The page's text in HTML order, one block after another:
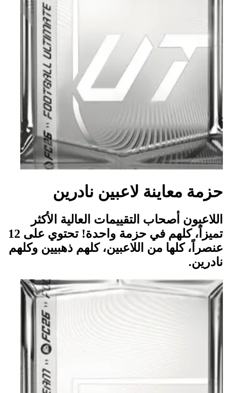
حزمة معاينة لاعبين نادرين
اللاعبون أصحاب التقييمات العالية الأكثر
تميزاً، كلهم في حزمة واحدة! تحتوي على 12
عنصراً، كلها من اللاعبين، كلهم ذهبيين وكلهم
نادرين.